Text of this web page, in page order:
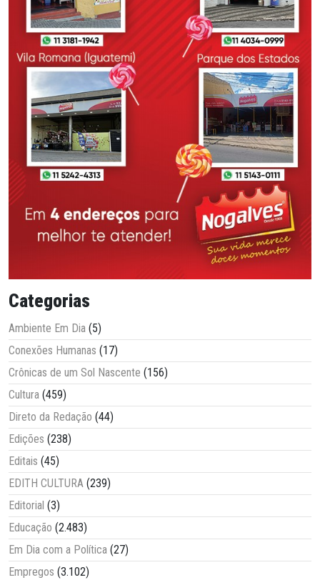
Categorias
Ambiente Em Dia (5)
Conexões Humanas (17)
Crônicas de um Sol Nascente (156)
Cultura (459)
Direto da Redação (44)
Edições (238)
Editais (45)
EDITH CULTURA (239)
Editorial (3)
Educação (2.483)
Em Dia com a Política (27)
Empregos (3.102)